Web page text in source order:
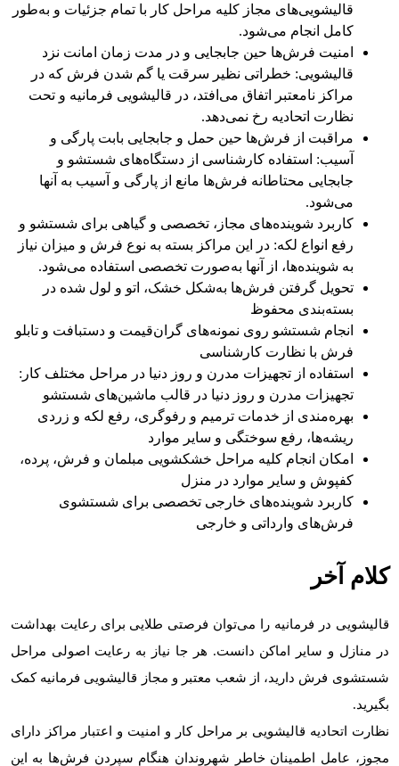
قالیشویی‌های مجاز کلیه مراحل کار با تمام جزئیات و به‌طور
کامل انجام می‌شود.
امنیت فرش‌ها حین جابجایی و در مدت زمان امانت نزد
قالیشویی: خطراتی نظیر سرقت یا گم شدن فرش که در
مراکز نامعتبر اتفاق می‌افتد، در قالیشویی فرمانیه و تحت
نظارت اتحادیه رخ نمی‌دهد.
مراقبت از فرش‌ها حین حمل و جابجایی بابت پارگی و
آسیب: استفاده کارشناسی از دستگاه‌های شستشو و
جابجایی محتاطانه فرش‌ها مانع از پارگی و آسیب به آنها
می‌شود.
کاربرد شوینده‌های مجاز، تخصصی و گیاهی برای شستشو و
رفع انواع لکه: در این مراکز بسته به نوع فرش و میزان نیاز
به شوینده‌ها، از آنها به‌صورت تخصصی استفاده می‌شود.
تحویل گرفتن فرش‌ها به‌شکل خشک، اتو و لول شده در
بسته‌بندی محفوظ
انجام شستشو روی نمونه‌های گران‌قیمت و دستبافت و تابلو
فرش با نظارت کارشناسی
استفاده از تجهیزات مدرن و روز دنیا در مراحل مختلف کار:
تجهیزات مدرن و روز دنیا در قالب ماشین‌های شستشو
بهره‌مندی از خدمات ترمیم و رفوگری، رفع لکه و زردی
ریشه‌ها، رفع سوختگی و سایر موارد
امکان انجام کلیه مراحل خشکشویی مبلمان و فرش، پرده،
کفپوش و سایر موارد در منزل
کاربرد شوینده‌های خارجی تخصصی برای شستشوی
فرش‌های وارداتی و خارجی
کلام آخر
قالیشویی در فرمانیه را می‌توان فرصتی طلایی برای رعایت بهداشت
در منازل و سایر اماکن دانست. هر جا نیاز به رعایت اصولی مراحل
شستشوی فرش دارید، از شعب معتبر و مجاز قالیشویی فرمانیه کمک
بگیرید.
نظارت اتحادیه قالیشویی بر مراحل کار و امنیت و اعتبار مراکز دارای
مجوز، عامل اطمینان خاطر شهروندان هنگام سپردن فرش‌ها به این